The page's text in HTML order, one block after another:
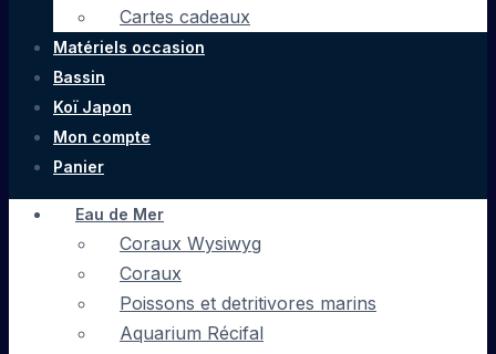
Cartes cadeaux
Matériels occasion
Bassin
Koï Japon
Mon compte
Panier
Eau de Mer
Coraux Wysiwyg
Coraux
Poissons et detritivores marins
Aquarium Récifal